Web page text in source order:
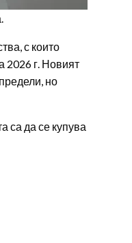
с които
2026 г. Новият
но
са да се купува